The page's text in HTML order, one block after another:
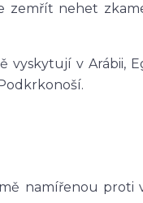
zemřít nehet
vyskytují v Arábii,
namířenou proti